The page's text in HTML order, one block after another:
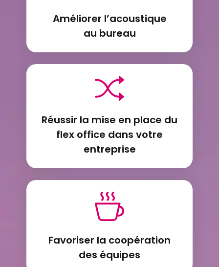
Améliorer l’acoustique
au bureau
Réussir la mise en place du
flex office dans votre
entreprise
Favoriser la coopération
des équipes